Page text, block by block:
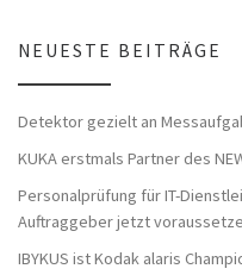
NEUESTE BEITRÄGE
Detektor gezielt an
KUKA erstmals Partner des
Personalprüfung für IT-
Auftraggeber jetzt
IBYKUS ist Kodak alaris